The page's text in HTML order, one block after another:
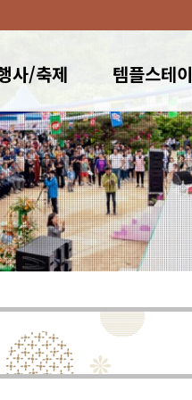
사/축제 템플스테이